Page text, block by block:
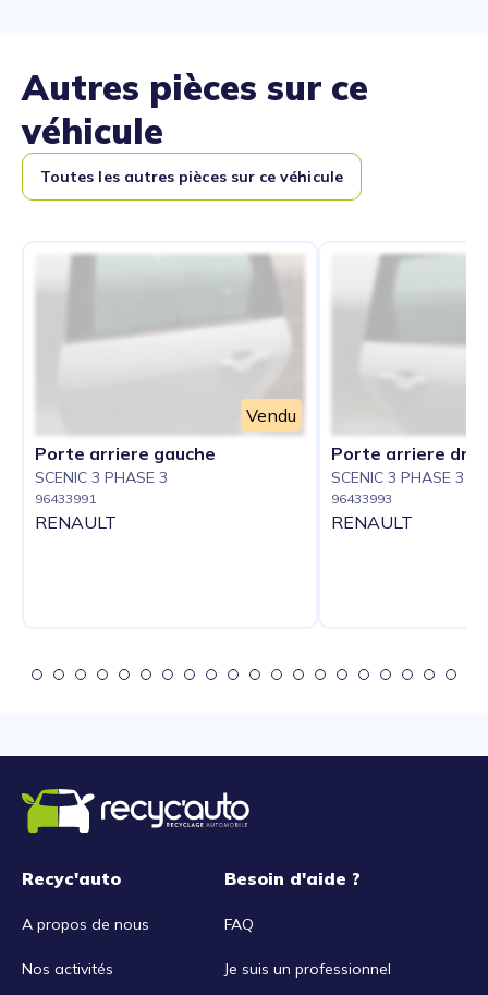
Autres pièces sur ce
véhicule
Toutes les autres pièces sur ce véhicule
Vendu
Porte arriere gauche
SCENIC 3 PHASE 3
96433991
RENAULT
Porte arriere
SCENIC 3 PHASE 3
96433993
RENAULT
Recyc'auto
A propos de nous
Nos activités
Besoin d'aide ?
FAQ
Je suis un professionnel